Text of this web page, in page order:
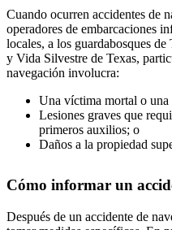
Cuando ocurren accidentes de
operadores de embarcaciones
locales, a los guardabosques
y Vida Silvestre de Texas,
navegación involucra:
Una víctima mortal o una
Lesiones graves que
primeros auxilios; o
Daños a la propiedad
Cómo informar un
Después de un accidente de